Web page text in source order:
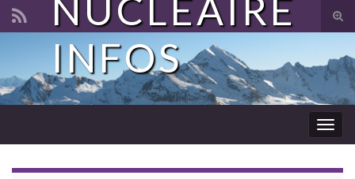
Search for:
NUCLÉAIRE
INFOS